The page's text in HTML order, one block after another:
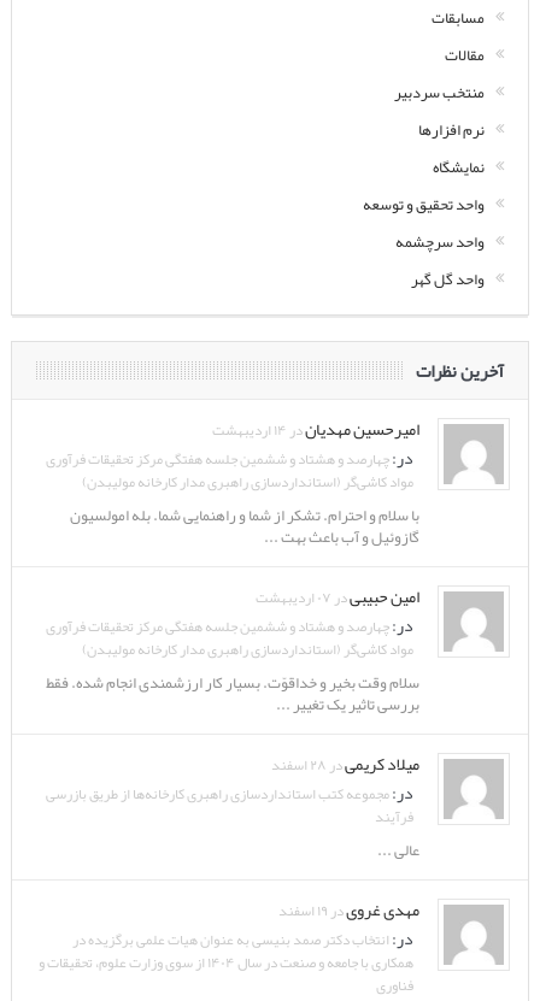
مسابقات
مقالات
منتخب سردبیر
نرم افزارها
نمایشگاه
واحد تحقیق و توسعه
واحد سرچشمه
واحد گل گهر
آخرین نظرات
امیرحسین مهدیاندر ۱۴ اردیبهشت
در:چهارصد و هشتاد و ششمین جلسه هفتگی مرکز تحقیقات فرآوری
مواد کاشی‌گر (استانداردسازی راهبری مدار کارخانه مولیبدن)
با سلام و احترام. تشکر از شما و راهنمایی شما. بله امولسیون
گازوئیل و آب باعث بهت ...
امین حبیبیدر ۰۷ اردیبهشت
در:چهارصد و هشتاد و ششمین جلسه هفتگی مرکز تحقیقات فرآوری
مواد کاشی‌گر (استانداردسازی راهبری مدار کارخانه مولیبدن)
سلام وقت بخیر و خداقوّت. بسیار کار ارزشمندی انجام شده. فقط
بررسی تاثیر یک تغییر ...
میلاد کریمیدر ۲۸ اسفند
در:مجموعه کتب استانداردسازی راهبری کارخانه‌ها از طریق بازرسی
فرآیند
عالی ...
مهدی غرویدر ۱۹ اسفند
در:انتخاب دکتر صمد بنیسی به عنوان هیات علمی برگزیده در
همکاری با جامعه و صنعت در سال ۱۴۰۴ از سوی وزارت علوم، تحقیقات و
فناوری